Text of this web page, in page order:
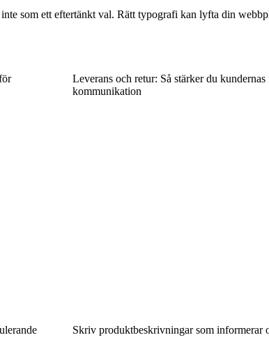
som ett eftertänkt val. Rätt typografi kan lyfta din
Leverans och retur: Så stärker du
kommunikation
Skriv produktbeskrivningar som informerar